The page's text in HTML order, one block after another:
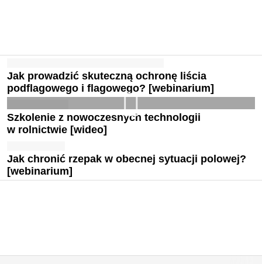
Jak prowadzić skuteczną ochronę liścia
podflagowego i flagowego? [webinarium]
Szkolenie z nowoczesnych technologii
w rolnictwie [wideo]
Jak chronić rzepak w obecnej sytuacji polowej?
[webinarium]